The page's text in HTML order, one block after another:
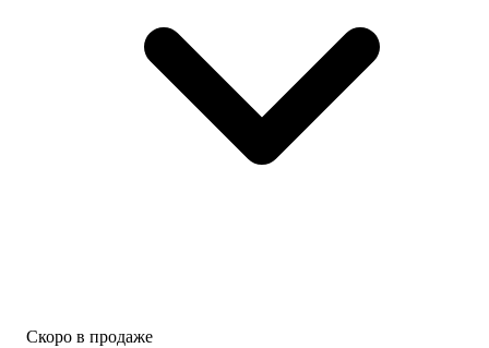
Скоро в продаже